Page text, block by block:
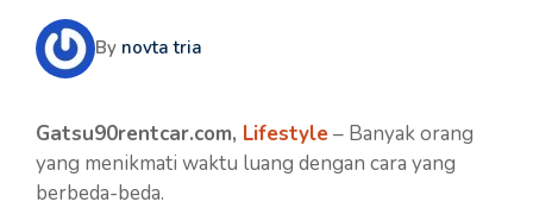
By novta tria
Gatsu90rentcar.com, Lifestyle – Banyak orang
yang menikmati waktu luang dengan cara yang
berbeda-beda.